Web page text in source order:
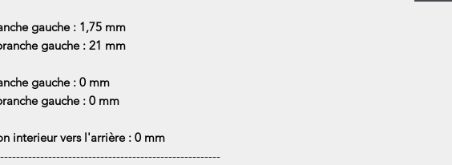
gauche : 1,75 mm
gauche : 21 mm
gauche : 0 mm
gauche : 0 mm
interieur vers l'arrière : 0 mm